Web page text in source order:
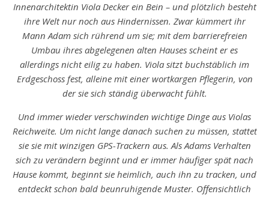
Innenarchitektin Viola Decker ein Bein – und plötzlich besteht
ihre Welt nur noch aus Hindernissen. Zwar kümmert ihr
Mann Adam sich rührend um sie; mit dem barrierefreien
Umbau ihres abgelegenen alten Hauses scheint er es
allerdings nicht eilig zu haben. Viola sitzt buchstäblich im
Erdgeschoss fest, alleine mit einer wortkargen Pflegerin, von
der sie sich ständig überwacht fühlt.
Und immer wieder verschwinden wichtige Dinge aus Violas
Reichweite. Um nicht lange danach suchen zu müssen, stattet
sie sie mit winzigen GPS-Trackern aus. Als Adams Verhalten
sich zu verändern beginnt und er immer häufiger spät nach
Hause kommt, beginnt sie heimlich, auch ihn zu tracken, und
entdeckt schon bald beunruhigende Muster. Offensichtlich